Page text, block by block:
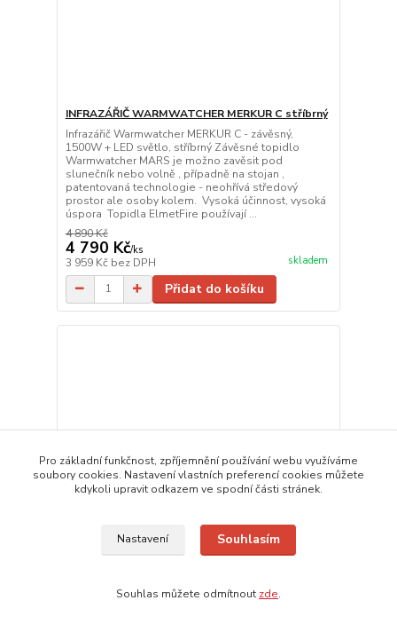
INFRAZÁŘIČ WARMWATCHER MERKUR C stříbrný
Infrazářič Warmwatcher MERKUR C - závěsný,
1500W + LED světlo, stříbrný Závěsné topidlo
Warmwatcher MARS je možno zavěsit pod
slunečník nebo volně , případně na stojan ,
patentovaná technologie - neohřívá středový
prostor ale osoby kolem. Vysoká účinnost, vysoká
úspora Topidla ElmetFire používají ...
4 890 Kč
4 790 Kč/ks
3 959 Kč bez DPH skladem
Přidat do košíku
Pro základní funkčnost, zpříjemnění používání webu využíváme
soubory cookies. Nastavení vlastních preferencí cookies můžete
kdykoli upravit odkazem ve spodní části stránek.
Nastavení Souhlasím
Souhlas můžete odmítnout zde.